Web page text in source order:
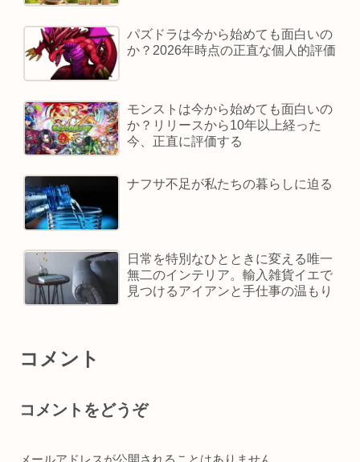
パズドラは今から始めても面白いの
か？2026年時点の正直な個人的評価
モンストは今から始めても面白いの
か？リリースから10年以上経った
今、正直に評価する
ナフサ不足が私たちの暮らしに迫る
日常を特別なひとときに変える唯一
無二のインテリア。輸入雑貨イエで
見つけるアイアンと手仕事の温もり
コメント
コメントをどうぞ